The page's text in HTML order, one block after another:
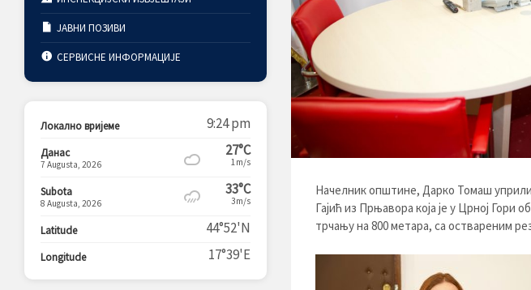
Начелник општине, Дарко Томаш
Гајић из Прњавора која је у Црној
трчању на 800 метара, са оствареним
ЈАВНИ ПОЗИВИ
СЕРВИСНЕ ИНФОРМАЦИЈЕ
Локално вријеме 9:24 pm
Данас
7 Augusta, 2026
27°C
1m/s
Subota
8 Augusta, 2026
33°C
3m/s
Latitude 44°52'N
Longitude 17°39'E